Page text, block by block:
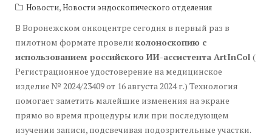
Новости,Новости эндоскопического отделения
В Воронежском онкоцентре сегодня в первый раз в
пилотном формате провели колоноскопию с
использованием российского ИИ-ассистента ArtInCol (
Регистрационное удостоверение на медицинское
изделие № 2024/23409 от 16 августа 2024 г.) Технология
помогает заметить малейшие изменения на экране
прямо во время процедуры или при последующем
изучении записи, подсвечивая подозрительные участки.